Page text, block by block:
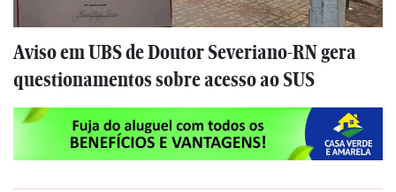
Aviso em UBS de Doutor Severiano-RN gera
questionamentos sobre acesso ao SUS